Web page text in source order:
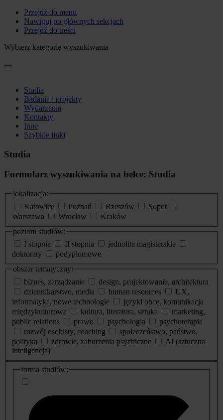
Przejdź do menu
Nawiguj po głównych sekcjach
Przejdź do treści
Wybierz kategorię wyszukiwania
Studia
Badania i projekty
Wydarzenia
Kontakty
Inne
Szybkie linki
Studia
Formularz wyszukiwania na belce: Studia
lokalizacja:
Katowice
Poznań Rzeszów
Sopot
Warszawa
Wrocław
Kraków
poziom studiów:
I stopnia
II stopnia
jednolite magisterskie
doktoraty
podyplomowe
obszar tematyczny:
biznes, zarządzanie
design, projektowanie, architektura
dziennikarstwo, media
human resources
UX,
informatyka, nowe technologie
języki obce, komunikacja
międzykulturowa
kultura, literatura, sztuka
marketing,
public relations
prawo psychologia
psychoterapia
rozwój osobisty, coaching
społeczeństwo, państwo,
polityka
zdrowie, zaburzenia psychiczne
AI (sztuczna
inteligencja)
dodatkowe
informacje
forma studiów: